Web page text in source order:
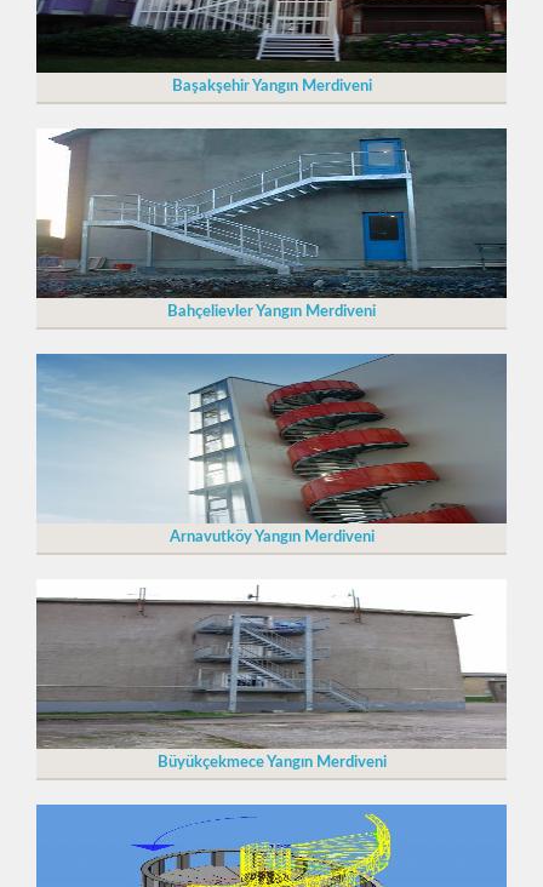
Başakşehir Yangın Merdiveni
Bahçelievler Yangın Merdiveni
Arnavutköy Yangın Merdiveni
Büyükçekmece Yangın Merdiveni